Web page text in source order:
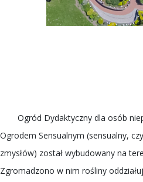
Ogród Dydaktyczny dla osób
Ogrodem Sensualnym (sensualny,
zmysłów) został wybudowany na
Zgromadzono w nim rośliny